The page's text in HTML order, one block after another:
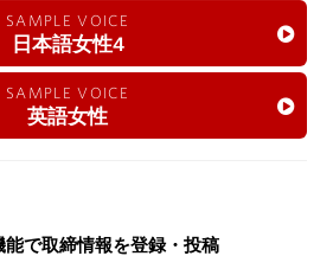
SAMPLE VOICE
日本語女性4
SAMPLE VOICE
英語女性
で取締情報を登録・投稿